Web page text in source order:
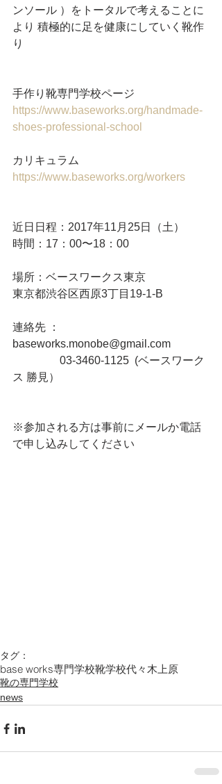
ンソール ）をトータルで考えることに
より 積極的に足を健康にしていく靴作
り
手作り靴専門学校ページ
https://www.baseworks.org/handmade-
shoes-professional-school
カリキュラム
https://www.baseworks.org/workers
近日日程：2017年11月25日（土）
時間：17：00〜18：00
場所：ベースワークス東京
東京都渋谷区西原3丁目19-1-B
連絡先 ：
baseworks.monobe@gmail.com
03-3460-1125  (ベースワーク
ス 勝見）
​※参加される方は事前にメールか電話
で申し込みしてください
タグ：
base works専門学校靴学校代々木上原
靴の専門学校
news